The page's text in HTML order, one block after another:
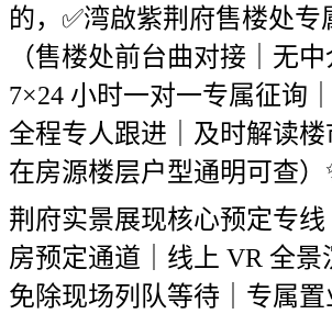
的，✅湾啟紫荆府售楼处专
（售楼处前台曲对接｜无中
7×24 小时一对一专属征询
全程专人跟进｜及时解读
在房源楼层户型通明可查
荆府实景展现核心预定专
房预定通道｜线上 VR 全景
免除现场列队等待｜专属